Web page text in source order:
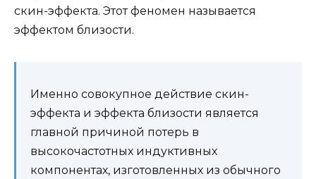
скин-эффекта. Этот феномен называется
эффектом близости.
Именно совокупное действие скин-
эффекта и эффекта близости является
главной причиной потерь в
высокочастотных индуктивных
компонентах, изготовленных из обычного